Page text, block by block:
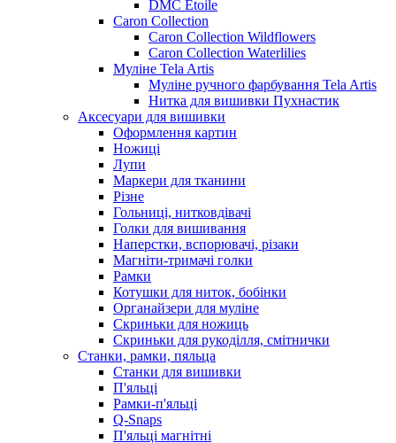
DMC Etoile
Caron Collection
Caron Collection Wildflowers
Caron Collection Waterlilies
Муліне Tela Artis
Муліне ручного фарбування Tela Artis
Нитка для вишивки Пухнастик
Аксесуари для вишивки
Оформлення картин
Ножиці
Лупи
Маркери для тканини
Різне
Гольниці, нитковдівачі
Голки для вишивання
Наперстки, вспорювачі, різаки
Магніти-тримачі голки
Рамки
Котушки для ниток, бобінки
Органайзери для муліне
Скриньки для ножиць
Скриньки для рукоділля, смітнички
Станки, рамки, пяльца
Станки для вишивки
П'яльці
Рамки-п'яльці
Q-Snaps
П'яльці магнітні